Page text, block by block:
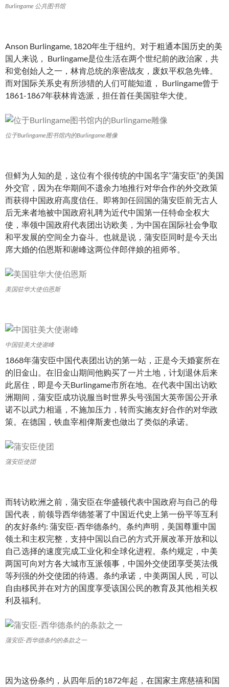
Burlingame 公共图书馆
Anson Burlingame, 1820年生于纽约。对于粗通本国历史的美
国人来说， Burlingame是位生活在两个世纪前的政治家，共
和党创始人之一，林肯总统的亲密战友，废奴平权急先锋。
而对国际关系史有所涉猎的人们可能知道， Burlingame曾于
1861-1867年获林肯选派，担任首任美国驻华大使。
位于Burlingame图书馆内的Burlingame雕像
但鲜为人知的是，这位有个很传统的中国名字”蒲安臣”的美国
外交官，因为在华期间不遗余力地推行对华合作的外交政策
而获得中国政府高度信任。即将卸任回国的蒲安臣前无古人
后无来者地被中国政府礼聘为近代中国第一任特命全权大
使，率领中国政府代表团出访欧美，为中国在国际社会争取
和平发展的空间全力奋斗。也就是说，蒲安臣同时是今天出
席大婚的伯恩斯和谢峰这两位伴郎伴娘的祖师爷。
美国驻华大使伯恩斯
中国驻美大使谢峰
1868年蒲安臣中国代表团出访的第一站，正是今天婚宴所在
的旧金山。在旧金山期间他购买了一片土地，计划退休后来
此居住，即是今天Burlingame市所在地。在代表中国出访欧
洲期间，蒲安臣成功说服当时世界头号强国大英帝国公开承
诺不以武力相逼，不施加压力，转而实施友好合作的对华政
策。在德国，铁血宰相俾斯麦也做出了类似的承诺。
蒲安臣使团
而转访欧洲之前，蒲安臣在华盛顿代表中国政府与自己的母
国代表，前领导西华德签署了中国近代史上第一份平等互利
的友好条约: 蒲安臣-西华德条约。条约声明，美国尊重中国
领土和主权完整，支持中国以自己的方式开展改革开放和以
自己选择的速度完成工业化和全球化进程。条约规定，中美
两国可向对方各大城市互派领事，中国外交使团享受英法俄
等列强的外交使团的待遇。条约承诺，中美两国人民，可以
自由移民并在对方的国度享受该国公民的教育及其他相关权
利及福利。
蒲安臣-西华德条约的条款之一
因为这份条约，从四年后的1872年起，在国家主席慈禧和国